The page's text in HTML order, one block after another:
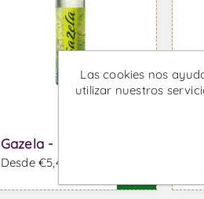
Gazela - Vino Blanco
Desde €5,42 IVA incl.
Las cookies nos
utilizar nuestros